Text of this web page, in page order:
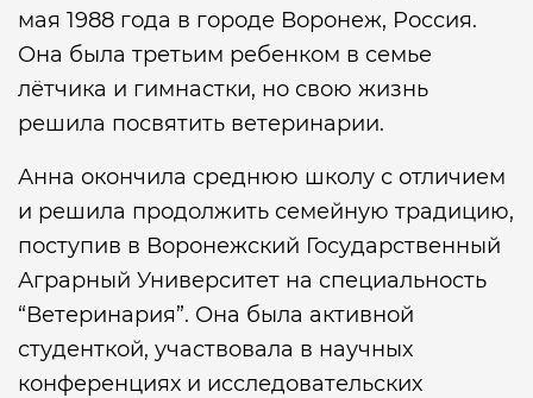
мая 1988 года в городе Воронеж, Россия.
Она была третьим ребенком в семье
лётчика и гимнастки, но свою жизнь
решила посвятить ветеринарии.
Анна окончила среднюю школу с отличием
и решила продолжить семейную традицию,
поступив в Воронежский Государственный
Аграрный Университет на специальность
“Ветеринария”. Она была активной
студенткой, участвовала в научных
конференциях и исследовательских